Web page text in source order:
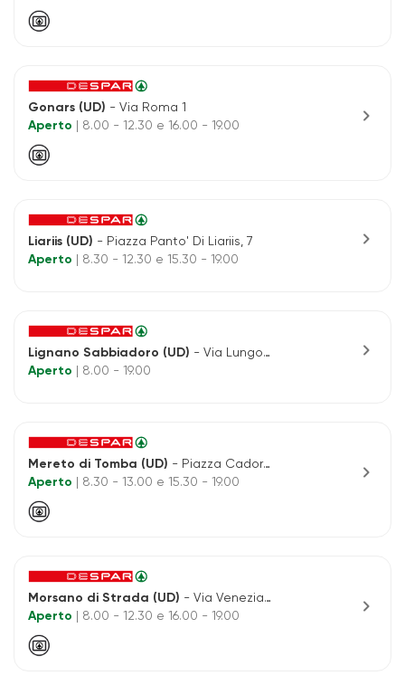
Gonars (UD) - Via Roma 1
Aperto
| 8.00 - 12.30 e 16.00 - 19.00 chevron_right
Liariis (UD) - Piazza Panto' Di Liariis, 7
Aperto
| 8.30 - 12.30 e 15.30 - 19.00
chevron_right
Lignano Sabbiadoro (UD) - Via Lungomare R.riva, 13
Aperto
| 8.00 - 19.00
chevron_right
Mereto di Tomba (UD) - Piazza Cadorna, 2
Aperto
| 8.30 - 13.00 e 15.30 - 19.00 chevron_right
Morsano di Strada (UD) - Via Venezia 86
Aperto
| 8.00 - 12.30 e 16.00 - 19.00 chevron_right